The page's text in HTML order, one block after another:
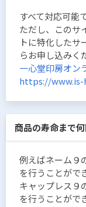
すべて対応可能
ただし、このサ
トに特化したサ
らお申し込みく
一心堂印房オン
https://www.is-
商品の寿命まで
例えばネーム９
を行うことがで
キャップレス９
を行うことがで